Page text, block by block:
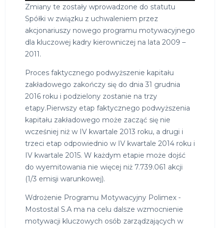
Zmiany te zostały wprowadzone do statutu
Spółki w związku z uchwaleniem przez
akcjonariuszy nowego programu motywacyjnego
dla kluczowej kadry kierowniczej na lata 2009 –
2011.
Proces faktycznego podwyższenie kapitału
zakładowego zakończy się do dnia 31 grudnia
2016 roku i podzielony zostanie na trzy
etapy.Pierwszy etap faktycznego podwyższenia
kapitału zakładowego może zacząć się nie
wcześniej niż w IV kwartale 2013 roku, a drugi i
trzeci etap odpowiednio w IV kwartale 2014 roku i
IV kwartale 2015. W każdym etapie może dojść
do wyemitowania nie więcej niż 7.739.061 akcji
(1/3 emisji warunkowej).
Wdrożenie Programu Motywacyjny Polimex -
Mostostal S.A ma na celu dalsze wzmocnienie
motywacji kluczowych osób zarządzających w